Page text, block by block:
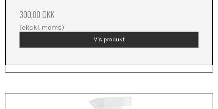
300,00 DKK
(ekskl. moms)
Vis produkt